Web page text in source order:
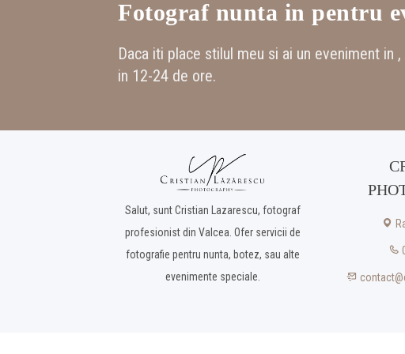
Fotograf nunta in pentru
Daca iti place stilul meu si ai un eveniment in
in 12-24 de ore.
Salut, sunt Cristian Lazarescu, fotograf
profesionist din Valcea. Ofer servicii de
fotografie pentru nunta, botez, sau alte
evenimente speciale.